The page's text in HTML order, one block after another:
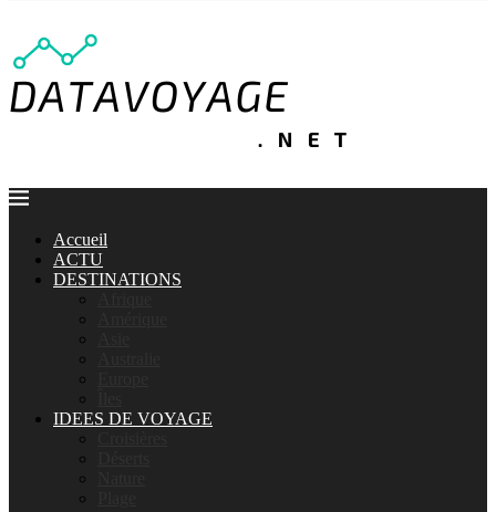
Accueil
ACTU
DESTINATIONS
IDEES DE VOYAGE